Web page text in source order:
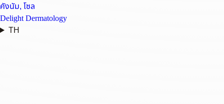
คังนัม, โซล
Delight Dermatology
TH